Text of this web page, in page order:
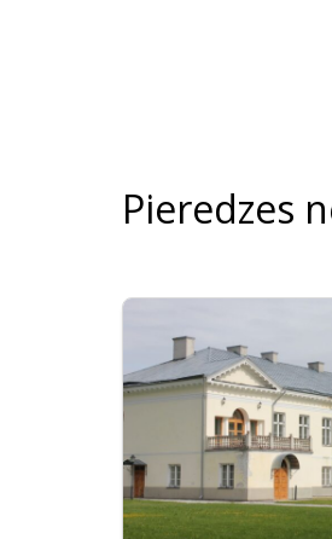
Pieredzes